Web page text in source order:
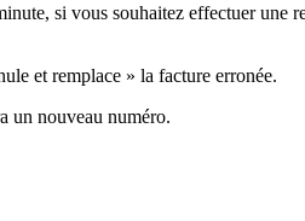
si vous souhaitez effectuer une
et remplace » la facture erronée.
un nouveau numéro.